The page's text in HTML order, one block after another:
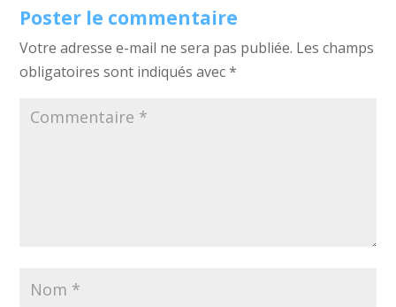
Poster le commentaire
Votre adresse e-mail ne sera pas publiée. Les champs
obligatoires sont indiqués avec*